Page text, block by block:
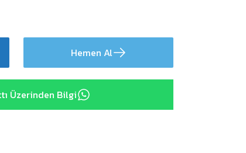
Hemen Al
Üzerinden Bilgi